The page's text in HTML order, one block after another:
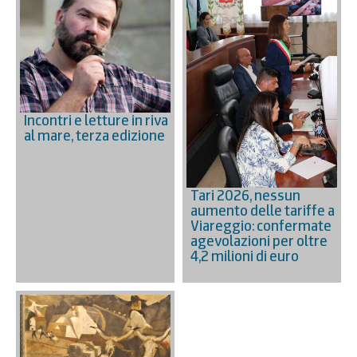
Incontri e letture in riva
al mare, terza edizione
Tari 2026, nessun
aumento delle tariffe a
Viareggio: confermate
agevolazioni per oltre
4,2 milioni di euro